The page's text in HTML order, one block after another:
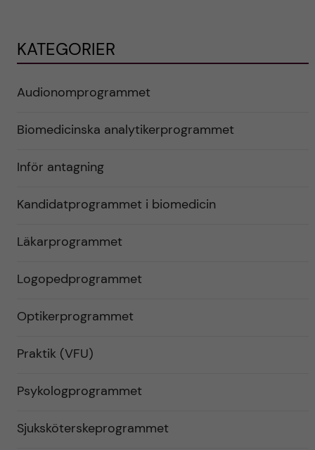
KATEGORIER
Audionomprogrammet
Biomedicinska analytikerprogrammet
Inför antagning
Kandidatprogrammet i biomedicin
Läkarprogrammet
Logopedprogrammet
Optikerprogrammet
Praktik (VFU)
Psykologprogrammet
Sjuksköterskeprogrammet